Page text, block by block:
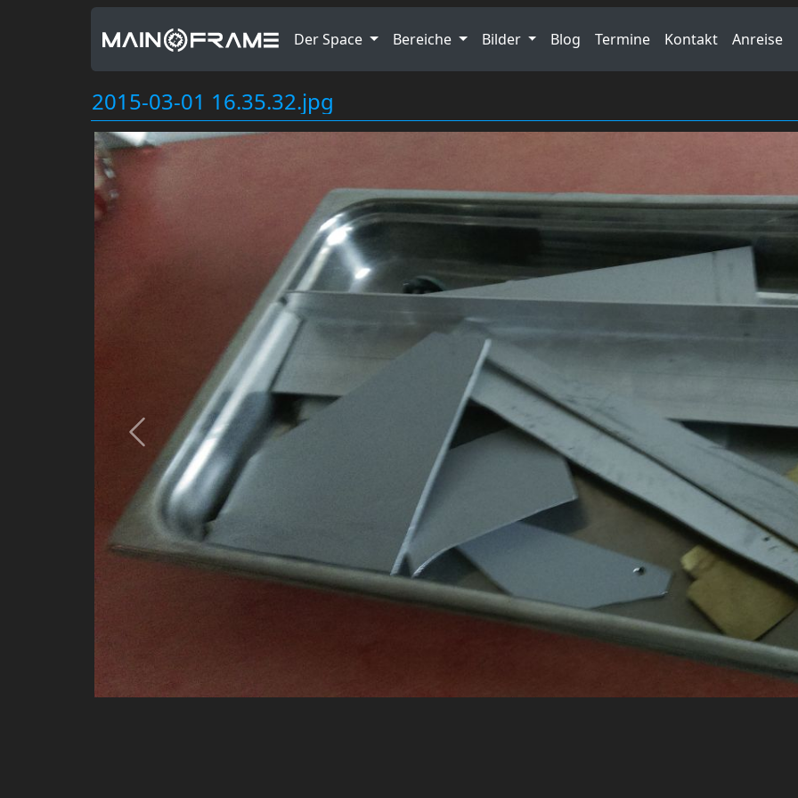
Der Space Bereiche Bilder Blog Termine Kontakt Anreise
2015-03-01 16.35.32.jpg